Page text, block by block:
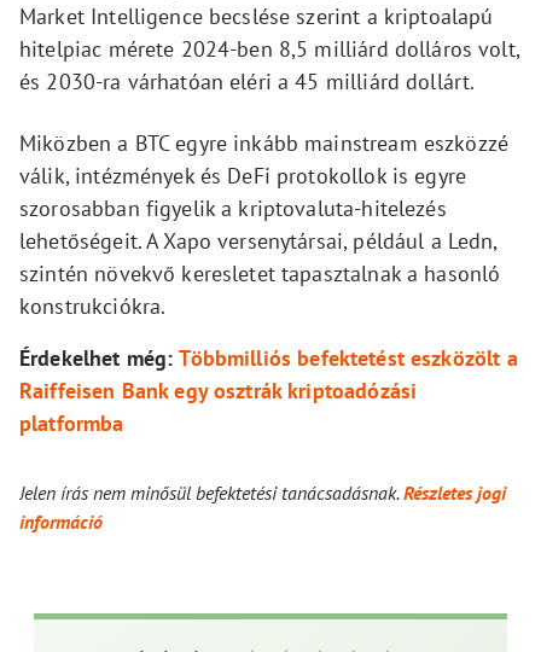
Market Intelligence becslése szerint a kriptoalapú
hitelpiac mérete 2024-ben 8,5 milliárd dolláros volt,
és 2030-ra várhatóan eléri a 45 milliárd dollárt.
Miközben a BTC egyre inkább mainstream eszközzé
válik, intézmények és DeFi protokollok is egyre
szorosabban figyelik a kriptovaluta-hitelezés
lehetőségeit. A Xapo versenytársai, például a Ledn,
szintén növekvő keresletet tapasztalnak a hasonló
konstrukciókra.
Érdekelhet még: Többmilliós befektetést eszközölt a
Raiffeisen Bank egy osztrák kriptoadózási
platformba
Jelen írás nem minősül befektetési tanácsadásnak.Részletes jogi
információ